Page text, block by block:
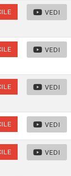
VEDI
VEDI
VEDI
VEDI
VEDI